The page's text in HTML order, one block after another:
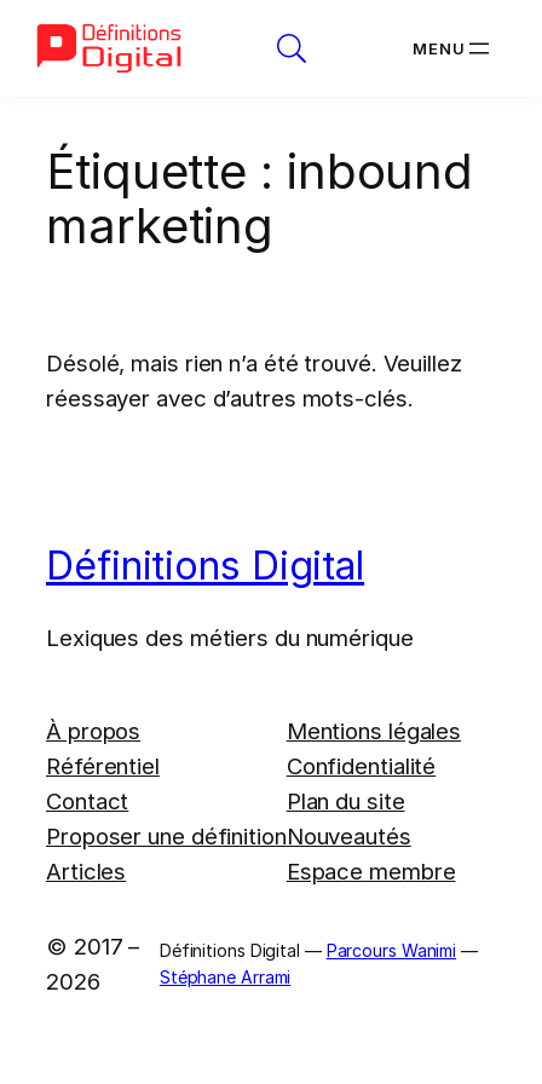
contenu
Étiquette : inbound
marketing
Désolé, mais rien n’a été trouvé. Veuillez
réessayer avec d’autres mots-clés.
Définitions Digital
Lexiques des métiers du numérique
À propos
Référentiel
Contact
Proposer une définition
Articles
Mentions légales
Confidentialité
Plan du site
Nouveautés
Espace membre
© 2017 –
2026
Définitions Digital — Parcours Wanimi —
Stéphane Arrami